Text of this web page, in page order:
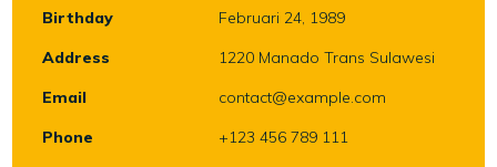
Birthday
Februari 24, 1989
Address
1220 Manado Trans Sulawesi
Email
contact@example.com
Phone
+123 456 789 111